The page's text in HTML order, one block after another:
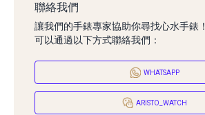
聯絡我們
讓我們的手錶專家協助你尋找心水手錶！
可以通過以下方式聯絡我們：
WHATSAPP
ARISTO_WATCH